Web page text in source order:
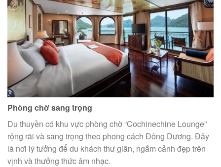
Phòng chờ sang trọng
Du thuyền có khu vực phòng chờ “Cochinechine Lounge”
rộng rãi và sang trọng theo phong cách Đông Dương. Đây
là nơi lý tưởng để du khách thư giãn, ngắm cảnh đẹp trên
vịnh và thưởng thức âm nhạc.